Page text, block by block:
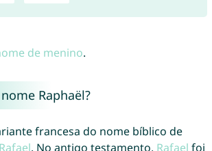
de menino.
Raphaël?
francesa do nome bíblico de
Rafael. No antigo testamento, Rafael foi